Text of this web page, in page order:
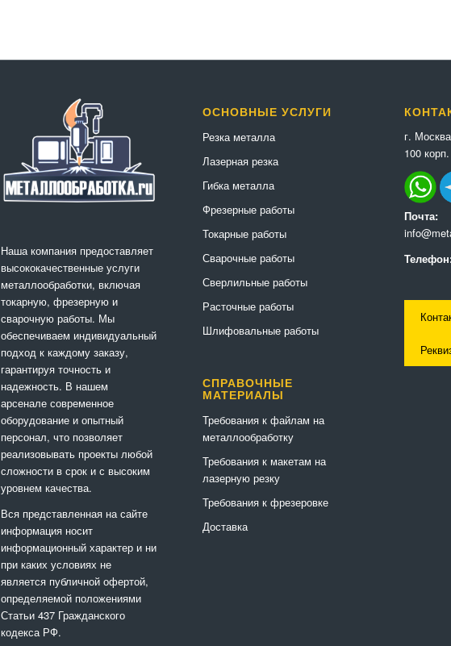
Наша компания предоставляет
высококачественные услуги
металлообработки, включая
токарную, фрезерную и
сварочную работы. Мы
обеспечиваем индивидуальный
подход к каждому заказу,
гарантируя точность и
надежность. В нашем
арсенале современное
оборудование и опытный
персонал, что позволяет
реализовывать проекты любой
сложности в срок и с высоким
уровнем качества.
Вся представленная на сайте
информация носит
информационный характер и ни
при каких условиях не
является публичной офертой,
определяемой положениями
Статьи 437 Гражданского
кодекса РФ.
ОСНОВНЫЕ УСЛУГИ
Резка металла
Лазерная резка
Гибка металла
Фрезерные работы
Токарные работы
Сварочные работы
Сверлильные работы
Расточные работы
Шлифовальные работы
СПРАВОЧНЫЕ
МАТЕРИАЛЫ
Требования к файлам на
металлообработку
Требования к макетам на
лазерную резку
Требования к фрезеровке
Доставка
г.
100
Почта: